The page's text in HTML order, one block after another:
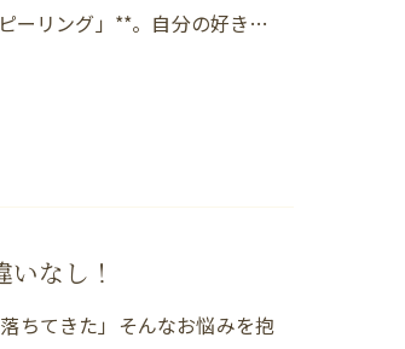
ーリング」**。自分の好き…
なし！
ちてきた」そんなお悩みを抱